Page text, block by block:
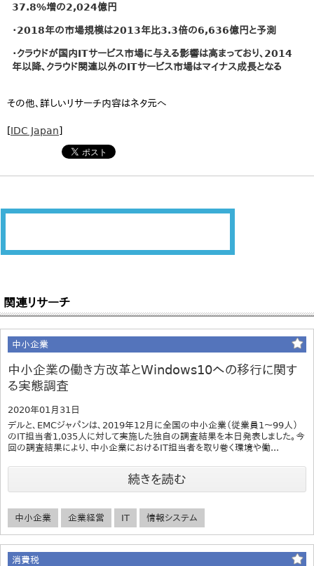
37.8%増の2,024億円
・2018年の市場規模は2013年比3.3倍の6,636億円と予測
・クラウドが国内ITサービス市場に与える影響は高まっており、2014
年以降、クラウド関連以外のITサービス市場はマイナス成長となる
その他、詳しいリサーチ内容はネタ元へ
[IDC Japan]
関連リサーチ
中小企業
中小企業の働き方改革とWindows10への移行に関す
る実態調査
2020年01月31日
デルと、EMCジャパンは、2019年12月に全国の中小企業（従業員1～99人）
のIT担当者1,035人に対して実施した独自の調査結果を本日発表しました。今
回の調査結果により、中小企業におけるIT担当者を取り巻く環境や働...
続きを読む
中小企業 企業経営 IT 情報システム
消費税